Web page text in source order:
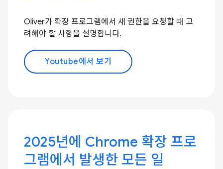
Oliver가 확장 프로그램에서 새 권한을 요청할 때 고
려해야 할 사항을 설명합니다.
Youtube에서 보기
2025년에 Chrome 확장 프로
그램에서 발생한 모든 일